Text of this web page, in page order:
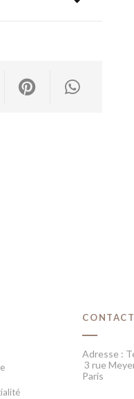
CONTACT
Adresse :
3 rue
Paris